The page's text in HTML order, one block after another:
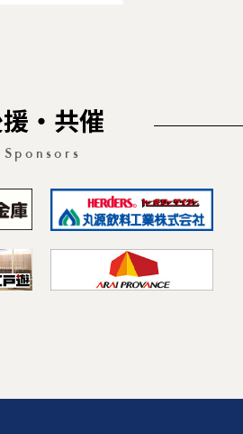
・共催
Sponsors